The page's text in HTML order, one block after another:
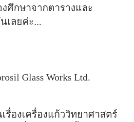
งศึกษาจากตารางและ
เลยค่ะ...
Glass Works Ltd.
องเครื่องแก้ววิทยาศาสตร์